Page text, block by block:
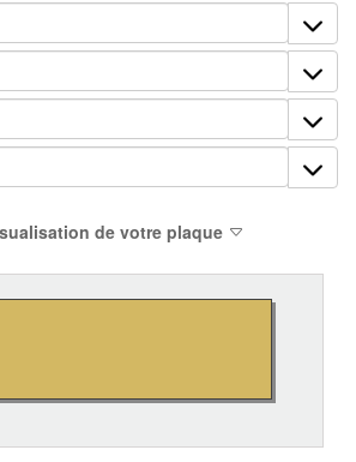
de votre plaque